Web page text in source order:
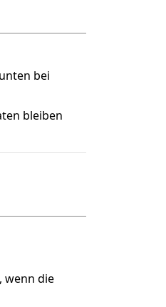
bei
bleiben
wenn die